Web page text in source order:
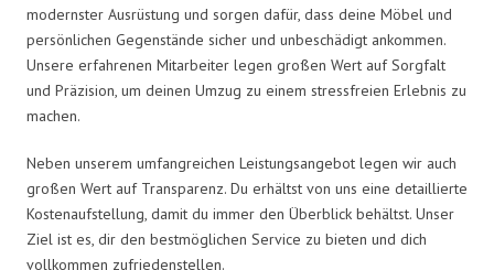
modernster Ausrüstung und sorgen dafür, dass deine Möbel und
persönlichen Gegenstände sicher und unbeschädigt ankommen.
Unsere erfahrenen Mitarbeiter legen großen Wert auf Sorgfalt
und Präzision, um deinen Umzug zu einem stressfreien Erlebnis zu
machen.
Neben unserem umfangreichen Leistungsangebot legen wir auch
großen Wert auf Transparenz. Du erhältst von uns eine detaillierte
Kostenaufstellung, damit du immer den Überblick behältst. Unser
Ziel ist es, dir den bestmöglichen Service zu bieten und dich
vollkommen zufriedenstellen.